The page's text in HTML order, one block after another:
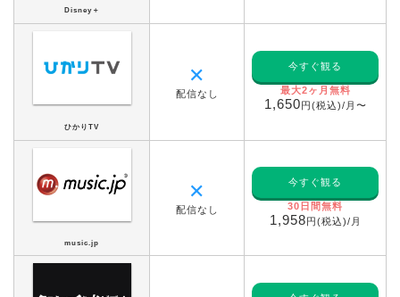
Disney＋
ひかりTV
✕
配信なし
今すぐ観る
最大2ヶ月無料
1,650円(税込)/月〜
music.jp
✕
配信なし
今すぐ観る
30日間無料
1,958円(税込)/月